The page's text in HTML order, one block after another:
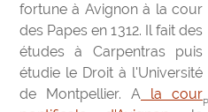
fortune à Avignon à la cour
des Papes en 1312. Il fait des
études à Carpentras puis
étudie le Droit à l'Université
de Montpellier. A la cour